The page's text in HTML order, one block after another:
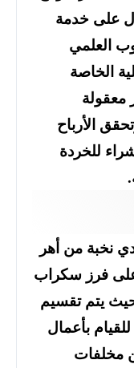
على خدمة
العلمي
الخاصة
معقولة
الأرباح
للخردة
نخبة من أهر
على فرز سكراب
يتم تقسيم
بأعمال
مخلفات